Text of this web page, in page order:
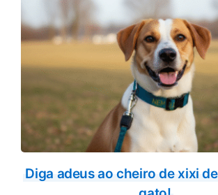
Diga adeus ao cheiro de xixi